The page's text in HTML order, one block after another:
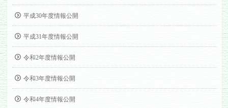
平成30年度情報公開
平成31年度情報公開
令和2年度情報公開
令和3年度情報公開
令和4年度情報公開